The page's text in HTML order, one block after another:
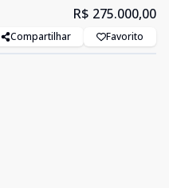
R$ 275.000,00
Compartilhar Favorito